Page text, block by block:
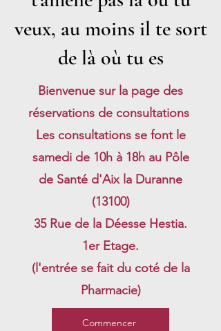
veux, au moins il te sort
de là où tu es
Bienvenue sur la page des
réservations de consultations
Les consultations se font le
samedi de 10h à 18h au Pôle
de Santé d'Aix la Duranne
(13100)
35 Rue de la Déesse Hestia.
1er Etage.
(l'entrée se fait du coté de la
Pharmacie)
Commencer